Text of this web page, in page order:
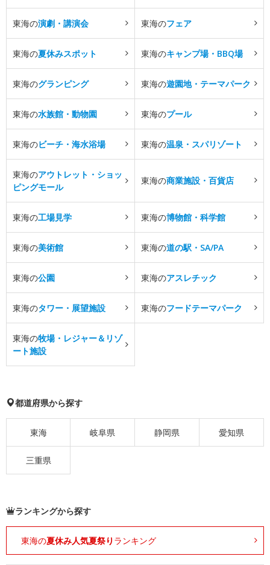
東海の演劇・講演会 東海のフェア
東海の夏休みスポット 東海のキャンプ場・BBQ場
東海のグランピング 東海の遊園地・テーマパーク
東海の水族館・動物園 東海のプール
東海のビーチ・海水浴場 東海の温泉・スパリゾート
東海のアウトレット・ショッ
ピングモール
東海の商業施設・百貨店
東海の工場見学 東海の博物館・科学館
東海の美術館 東海の道の駅・SA/PA
東海の公園 東海のアスレチック
東海のタワー・展望施設 東海のフードテーマパーク
東海の牧場・レジャー＆リゾ
ート施設
都道府県から探す
東海 岐阜県 静岡県 愛知県
三重県
ランキングから探す
東海の夏休み人気夏祭り ランキング